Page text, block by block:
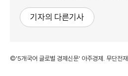
기자의 다른기사
©'5개국어 글로벌 경제신문' 아주경제. 무단전재